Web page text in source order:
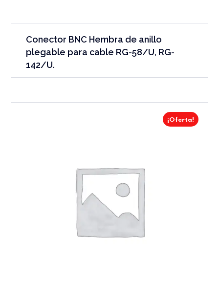
Conector BNC Hembra de anillo
plegable para cable RG-58/U, RG-
142/U.
¡Oferta!